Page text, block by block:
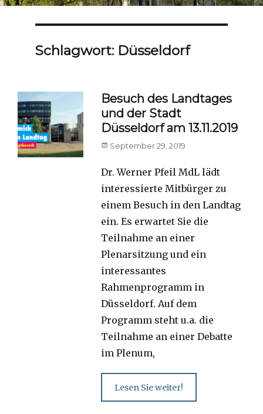
Schlagwort: Düsseldorf
Besuch des Landtages
und der Stadt
Düsseldorf am 13.11.2019
Posted
September 29, 2019
Dr. Werner Pfeil MdL lädt
interessierte Mitbürger zu
einem Besuch in den Landtag
ein. Es erwartet Sie die
Teilnahme an einer
Plenarsitzung und ein
interessantes
Rahmenprogramm in
Düsseldorf. Auf dem
Programm steht u.a. die
Teilnahme an einer Debatte
im Plenum,
Lesen Sie weiter!